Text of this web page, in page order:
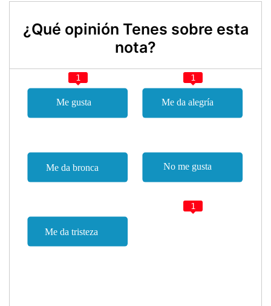
¿Qué opinión Tenes sobre esta
nota?
1 1
1